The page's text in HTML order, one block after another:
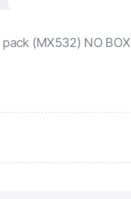
(MX532) NO BOX